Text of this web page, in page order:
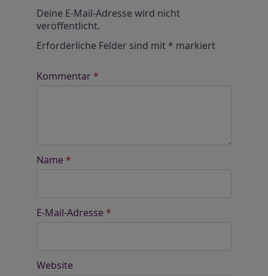
Deine E-Mail-Adresse wird nicht
veröffentlicht.
Erforderliche Felder sind mit* markiert
Kommentar*
Name *
E-Mail-Adresse *
Website